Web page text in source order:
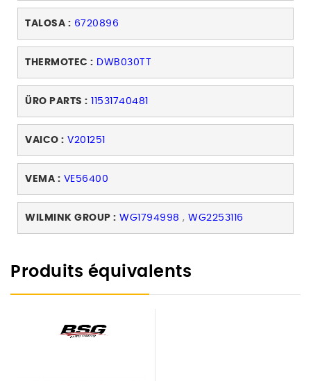
TALOSA : 6720896
THERMOTEC : DWB030TT
ÜRO PARTS : 11531740481
VAICO : V201251
VEMA : VE56400
WILMINK GROUP : WG1794998 , WG2253116
Produits équivalents